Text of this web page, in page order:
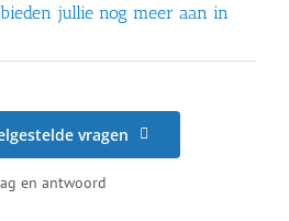
jullie nog meer aan in
vragen
en antwoord